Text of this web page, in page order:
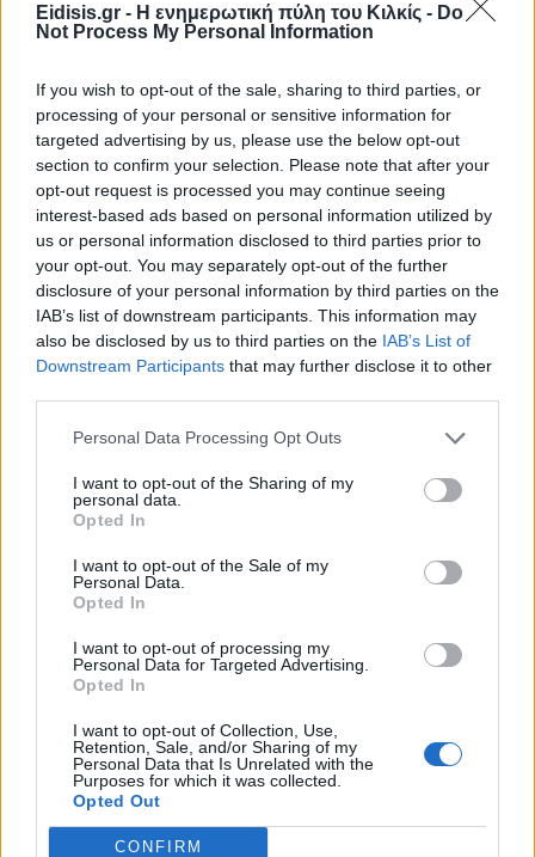
Eidisis.gr - Η ενημερωτική πύλη του Κιλκίς - Do
Not Process My Personal Information
If you wish to opt-out of the sale, sharing to third parties, or
processing of your personal or sensitive information for
targeted advertising by us, please use the below opt-out
section to confirm your selection. Please note that after your
opt-out request is processed you may continue seeing
interest-based ads based on personal information utilized by
us or personal information disclosed to third parties prior to
your opt-out. You may separately opt-out of the further
disclosure of your personal information by third parties on the
IAB’s list of downstream participants. This information may
also be disclosed by us to third parties on the IAB’s List of
Downstream Participants that may further disclose it to other
Personal Data Processing Opt Outs
I want to opt-out of the Sharing of my
personal data.
Opted In
I want to opt-out of the Sale of my
Personal Data.
Opted In
I want to opt-out of processing my
Personal Data for Targeted Advertising.
Opted In
I want to opt-out of Collection, Use,
Retention, Sale, and/or Sharing of my
Personal Data that Is Unrelated with the
Purposes for which it was collected.
Opted Out
CONFIRM
Πρωινή